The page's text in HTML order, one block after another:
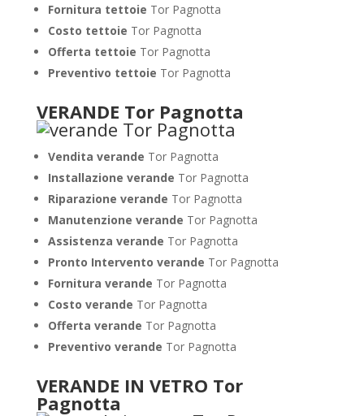
Fornitura tettoie Tor Pagnotta
Costo tettoie Tor Pagnotta
Offerta tettoie Tor Pagnotta
Preventivo tettoie Tor Pagnotta
VERANDE Tor Pagnotta
Vendita verande Tor Pagnotta
Installazione verande Tor Pagnotta
Riparazione verande Tor Pagnotta
Manutenzione verande Tor Pagnotta
Assistenza verande Tor Pagnotta
Pronto Intervento verande Tor Pagnotta
Fornitura verande Tor Pagnotta
Costo verande Tor Pagnotta
Offerta verande Tor Pagnotta
Preventivo verande Tor Pagnotta
VERANDE IN VETRO Tor
Pagnotta